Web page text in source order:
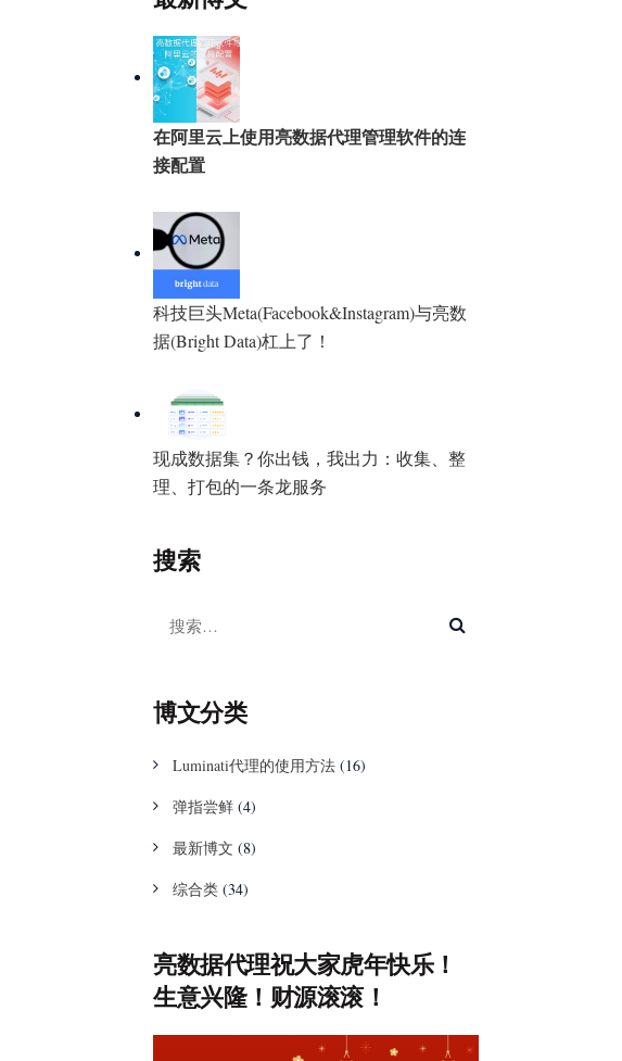
在阿里云上使用亮数据代理管理软件的连
接配置
科技巨头Meta(Facebook&Instagram)与亮数
据(Bright Data)杠上了！
现成数据集？你出钱，我出力：收集、整
理、打包的一条龙服务
搜索
博文分类
Luminati代理的使用方法 (16)
弹指尝鲜 (4)
最新博文 (8)
综合类 (34)
亮数据代理祝大家虎年快乐！
生意兴隆！财源滚滚！